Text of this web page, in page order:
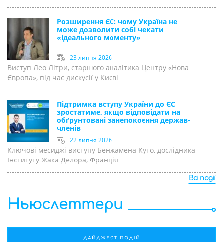
Розширення ЄС: чому Україна не
може дозволити собі чекати
«ідеального моменту»
23 липня 2026
Виступ Лео Літри, старшого аналітика Центру «Нова
Європа», під час дискусії у Києві
Підтримка вступу України до ЄС
зростатиме, якщо відповідати на
обґрунтовані занепокоєння держав-
членів
22 липня 2026
Ключові месиджі виступу Бенжамена Куто, дослідника
Інституту Жака Делора, Франція
Всі події
Ньюслеттери